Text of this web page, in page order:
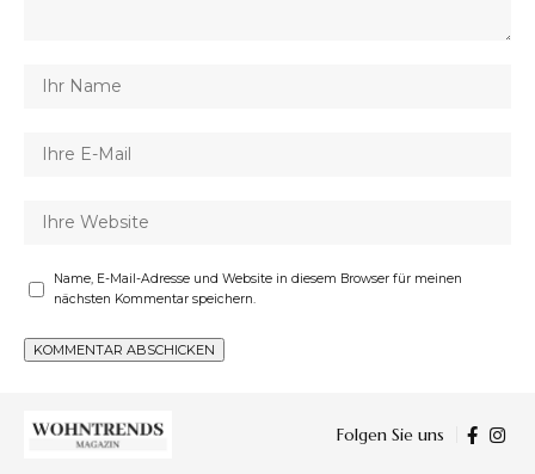
Name, E-Mail-Adresse und Website in diesem Browser für meinen
nächsten Kommentar speichern.
Folgen Sie uns